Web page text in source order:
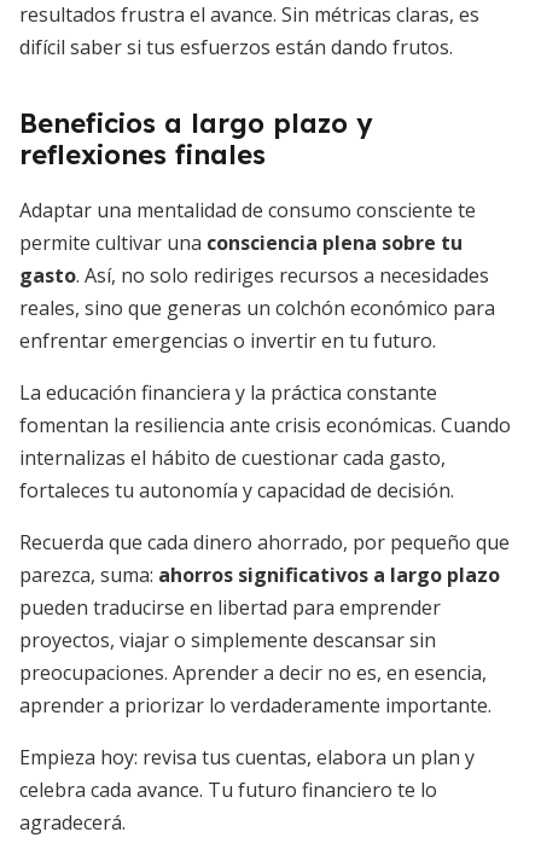
resultados frustra el avance. Sin métricas claras, es
difícil saber si tus esfuerzos están dando frutos.
Beneficios a largo plazo y
reflexiones finales
Adaptar una mentalidad de consumo consciente te
permite cultivar una consciencia plena sobre tu
gasto. Así, no solo rediriges recursos a necesidades
reales, sino que generas un colchón económico para
enfrentar emergencias o invertir en tu futuro.
La educación financiera y la práctica constante
fomentan la resiliencia ante crisis económicas. Cuando
internalizas el hábito de cuestionar cada gasto,
fortaleces tu autonomía y capacidad de decisión.
Recuerda que cada dinero ahorrado, por pequeño que
parezca, suma: ahorros significativos a largo plazo
pueden traducirse en libertad para emprender
proyectos, viajar o simplemente descansar sin
preocupaciones. Aprender a decir no es, en esencia,
aprender a priorizar lo verdaderamente importante.
Empieza hoy: revisa tus cuentas, elabora un plan y
celebra cada avance. Tu futuro financiero te lo
agradecerá.